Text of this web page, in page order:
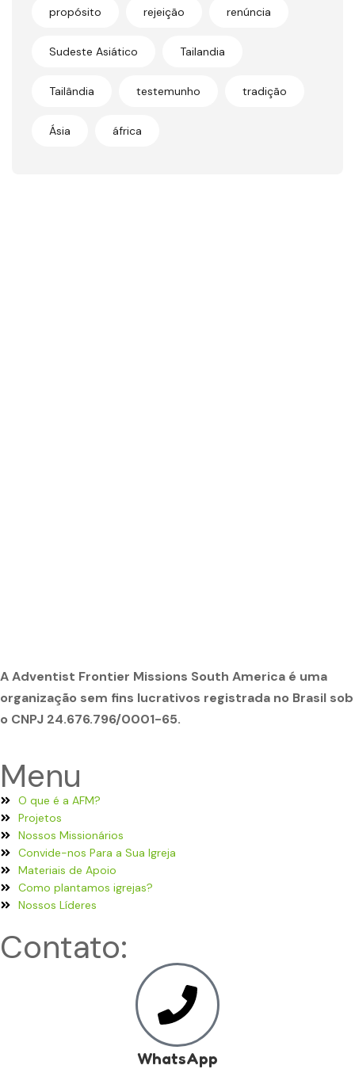
propósito rejeição renúncia
Sudeste Asiático Tailandia
Tailândia testemunho tradição
Ásia áfrica
A Adventist Frontier Missions South America é uma
organização sem fins lucrativos registrada no Brasil sob
o CNPJ 24.676.796/0001-65.
Menu
O que é a AFM?
Projetos
Nossos Missionários
Convide-nos Para a Sua Igreja
Materiais de Apoio
Como plantamos igrejas?
Nossos Líderes
Contato:
WhatsApp